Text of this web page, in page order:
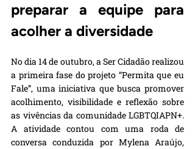
preparar a equipe para
acolher a diversidade
No dia 14 de outubro, a Ser Cidadão realizou
a primeira fase do projeto “Permita que eu
Fale”, uma iniciativa que busca promover
acolhimento, visibilidade e reflexão sobre
as vivências da comunidade LGBTQIAPN+.
A atividade contou com uma roda de
conversa conduzida por Mylena Araújo,